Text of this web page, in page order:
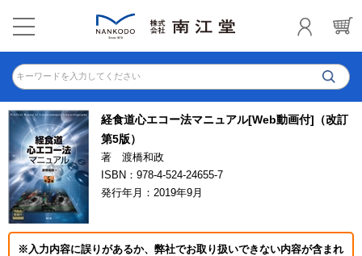
キーワードを入力してください
経食道心エコー法マニュアル[Web動画付]（改訂
第5版）
著 渡橋和政
ISBN：978-4-524-24655-7
発行年月：2019年9月
※入力内容に誤りがあるか、弊社でお取り扱いできない内容が含まれ